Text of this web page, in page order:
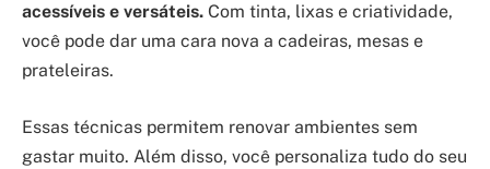
acessíveis e versáteis. Com tinta, lixas e criatividade,
você pode dar uma cara nova a cadeiras, mesas e
prateleiras.
Essas técnicas permitem renovar ambientes sem
gastar muito. Além disso, você personaliza tudo do seu